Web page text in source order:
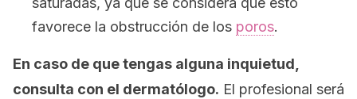
favorece la obstrucción de los poros.
En caso de que tengas alguna inquietud,
consulta con el dermatólogo. El profesional será